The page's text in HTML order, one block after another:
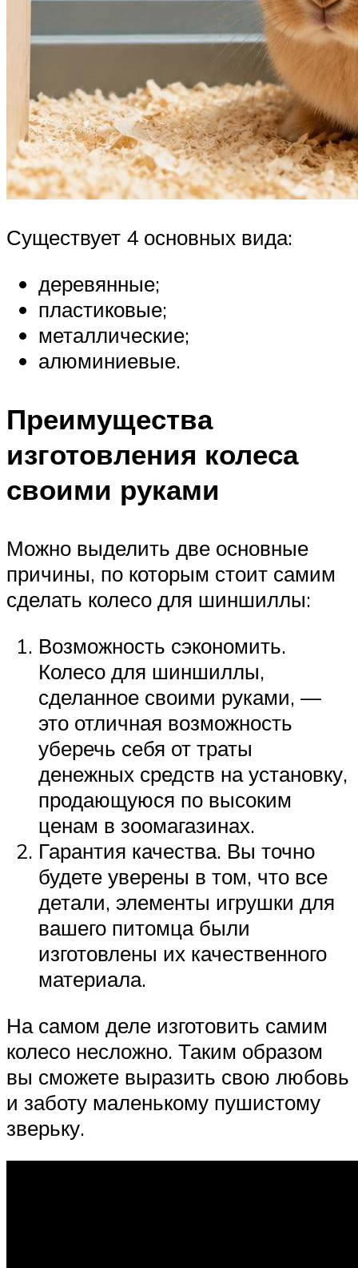
Существует 4 основных вида:
деревянные;
пластиковые;
металлические;
алюминиевые.
Преимущества
изготовления колеса
своими руками
Можно выделить две основные
причины, по которым стоит самим
сделать колесо для шиншиллы:
Возможность сэкономить.
Колесо для шиншиллы,
сделанное своими руками, —
это отличная возможность
уберечь себя от траты
денежных средств на установку,
продающуюся по высоким
ценам в зоомагазинах.
Гарантия качества. Вы точно
будете уверены в том, что все
детали, элементы игрушки для
вашего питомца были
изготовлены их качественного
материала.
На самом деле изготовить самим
колесо несложно. Таким образом
вы сможете выразить свою любовь
и заботу маленькому пушистому
зверьку.